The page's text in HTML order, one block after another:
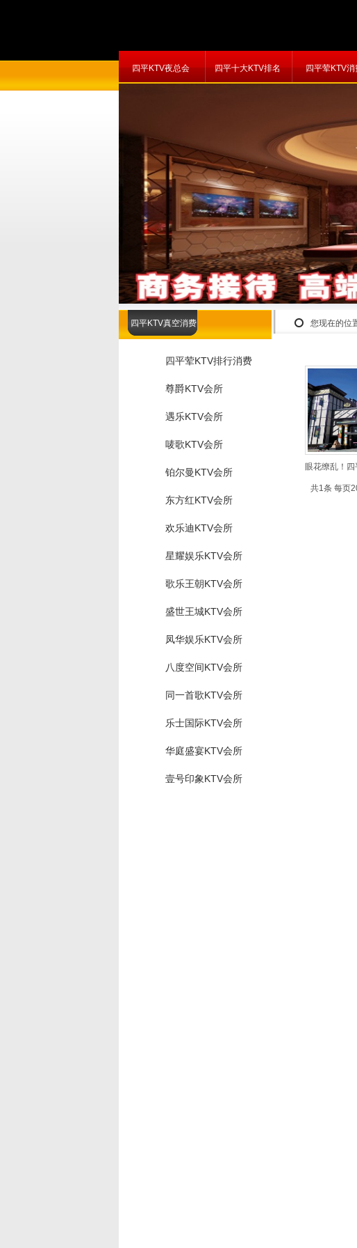
四平KTV夜总会 四平十大KTV排名 四平荤KTV消
您现在的位
四平KTV真空消费
四平荤KTV排行消费
尊爵KTV会所
遇乐KTV会所
唛歌KTV会所
铂尔曼KTV会所
东方红KTV会所
欢乐迪KTV会所
星耀娱乐KTV会所
歌乐王朝KTV会所
盛世王城KTV会所
凤华娱乐KTV会所
八度空间KTV会所
同一首歌KTV会所
乐士国际KTV会所
华庭盛宴KTV会所
壹号印象KTV会所
眼花缭乱！
共1条 每页